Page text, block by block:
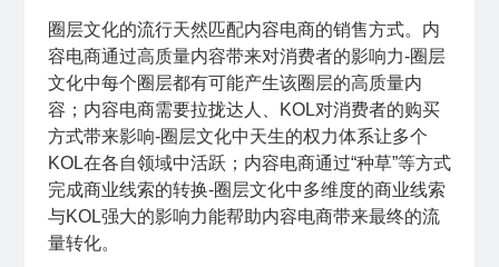
圈层文化的流行天然匹配内容电商的销售方式。内
容电商通过高质量内容带来对消费者的影响力-圈层
文化中每个圈层都有可能产生该圈层的高质量内
容；内容电商需要拉拢达人、KOL对消费者的购买
方式带来影响-圈层文化中天生的权力体系让多个
KOL在各自领域中活跃；内容电商通过“种草”等方式
完成商业线索的转换-圈层文化中多维度的商业线索
与KOL强大的影响力能帮助内容电商带来最终的流
量转化。